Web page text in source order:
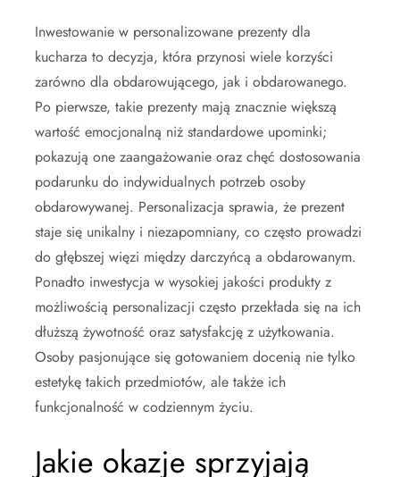
Inwestowanie w personalizowane prezenty dla
kucharza to decyzja, która przynosi wiele korzyści
zarówno dla obdarowującego, jak i obdarowanego.
Po pierwsze, takie prezenty mają znacznie większą
wartość emocjonalną niż standardowe upominki;
pokazują one zaangażowanie oraz chęć dostosowania
podarunku do indywidualnych potrzeb osoby
obdarowywanej. Personalizacja sprawia, że prezent
staje się unikalny i niezapomniany, co często prowadzi
do głębszej więzi między darczyńcą a obdarowanym.
Ponadto inwestycja w wysokiej jakości produkty z
możliwością personalizacji często przekłada się na ich
dłuższą żywotność oraz satysfakcję z użytkowania.
Osoby pasjonujące się gotowaniem docenią nie tylko
estetykę takich przedmiotów, ale także ich
funkcjonalność w codziennym życiu.
Jakie okazje sprzyjają